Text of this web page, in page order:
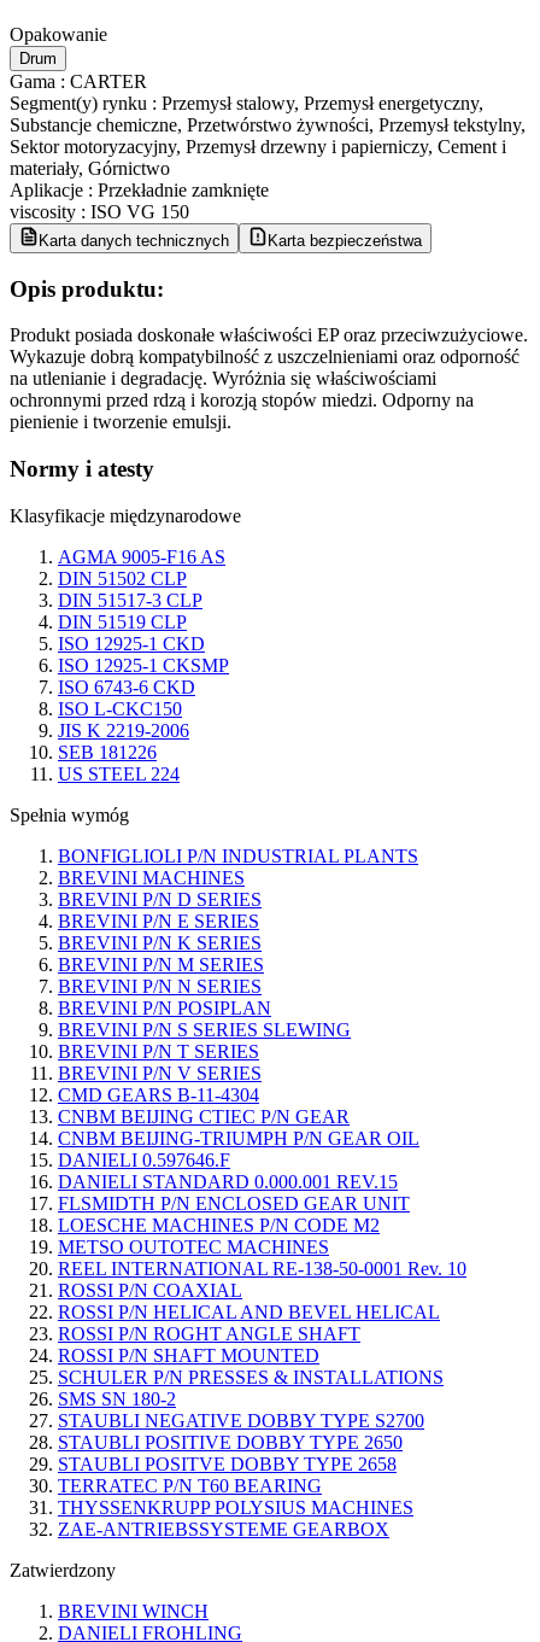
Opakowanie
Drum
Gama : CARTER
Segment(y) rynku : Przemysł stalowy, Przemysł energetyczny,
Substancje chemiczne, Przetwórstwo żywności, Przemysł tekstylny,
Sektor motoryzacyjny, Przemysł drzewny i papierniczy, Cement i
materiały, Górnictwo
Aplikacje : Przekładnie zamknięte
viscosity : ISO VG 150
Karta danych technicznych Karta bezpieczeństwa
Opis produktu:
Produkt posiada doskonałe właściwości EP oraz przeciwzużyciowe.
Wykazuje dobrą kompatybilność z uszczelnieniami oraz odporność
na utlenianie i degradację. Wyróżnia się właściwościami
ochronnymi przed rdzą i korozją stopów miedzi. Odporny na
pienienie i tworzenie emulsji.
Normy i atesty
Klasyfikacje międzynarodowe
AGMA 9005-F16 AS
DIN 51502 CLP
DIN 51517-3 CLP
DIN 51519 CLP
ISO 12925-1 CKD
ISO 12925-1 CKSMP
ISO 6743-6 CKD
ISO L-CKC150
JIS K 2219-2006
SEB 181226
US STEEL 224
Spełnia wymóg
BONFIGLIOLI P/N INDUSTRIAL PLANTS
BREVINI MACHINES
BREVINI P/N D SERIES
BREVINI P/N E SERIES
BREVINI P/N K SERIES
BREVINI P/N M SERIES
BREVINI P/N N SERIES
BREVINI P/N POSIPLAN
BREVINI P/N S SERIES SLEWING
BREVINI P/N T SERIES
BREVINI P/N V SERIES
CMD GEARS B-11-4304
CNBM BEIJING CTIEC P/N GEAR
CNBM BEIJING-TRIUMPH P/N GEAR OIL
DANIELI 0.597646.F
DANIELI STANDARD 0.000.001 REV.15
FLSMIDTH P/N ENCLOSED GEAR UNIT
LOESCHE MACHINES P/N CODE M2
METSO OUTOTEC MACHINES
REEL INTERNATIONAL RE-138-50-0001 Rev. 10
ROSSI P/N COAXIAL
ROSSI P/N HELICAL AND BEVEL HELICAL
ROSSI P/N ROGHT ANGLE SHAFT
ROSSI P/N SHAFT MOUNTED
SCHULER P/N PRESSES & INSTALLATIONS
SMS SN 180-2
STAUBLI NEGATIVE DOBBY TYPE S2700
STAUBLI POSITIVE DOBBY TYPE 2650
STAUBLI POSITVE DOBBY TYPE 2658
TERRATEC P/N T60 BEARING
THYSSENKRUPP POLYSIUS MACHINES
ZAE-ANTRIEBSSYSTEME GEARBOX
Zatwierdzony
BREVINI WINCH
DANIELI FROHLING